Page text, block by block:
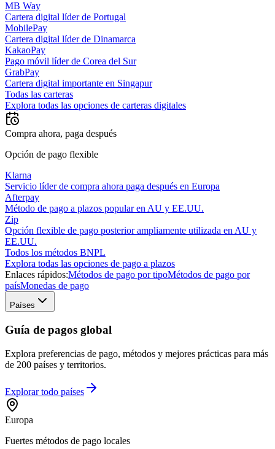
MB Way
Cartera digital líder de Portugal
MobilePay
Cartera digital líder de Dinamarca
KakaoPay
Pago móvil líder de Corea del Sur
GrabPay
Cartera digital importante en Singapur
Todas las carteras
Explora todas las opciones de carteras digitales
Compra ahora, paga después
Opción de pago flexible
Klarna
Servicio líder de compra ahora paga después en Europa
Afterpay
Método de pago a plazos popular en AU y EE.UU.
Zip
Opción flexible de pago posterior ampliamente utilizada en AU y
EE.UU.
Todos los métodos BNPL
Explora todas las opciones de pago a plazos
Enlaces rápidos:Métodos de pago por tipoMétodos de pago por
paísMonedas de pago
Países
Guía de pagos global
Explora preferencias de pago, métodos y mejores prácticas para más
de 200 países y territorios.
Explorar todo países
Europa
Fuertes métodos de pago locales